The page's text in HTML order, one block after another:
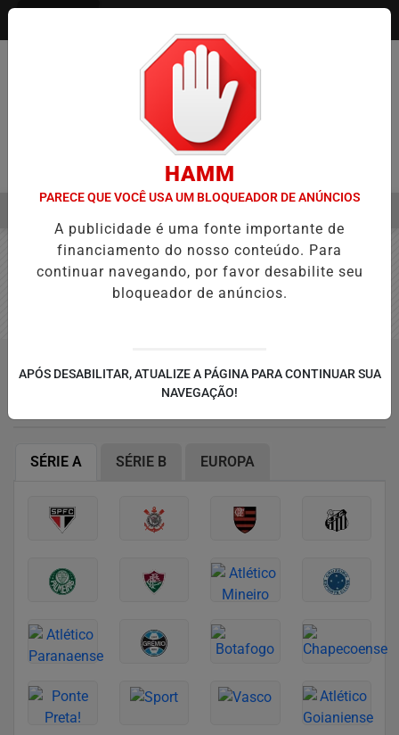
EM ALTA
SÉRIE A SÉRIE B EUROPA
HAMM
PARECE QUE VOCÊ USA UM BLOQUEADOR DE ANÚNCIOS
A publicidade é uma fonte importante de
financiamento do nosso conteúdo. Para
continuar navegando, por favor desabilite seu
bloqueador de anúncios.
APÓS DESABILITAR, ATUALIZE A PÁGINA PARA CONTINUAR SUA
NAVEGAÇÃO!